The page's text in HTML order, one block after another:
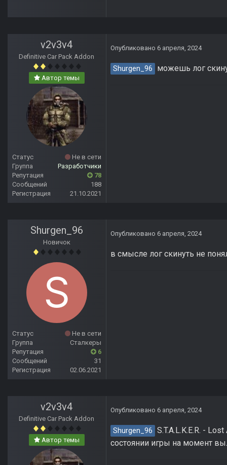
v2v3v4
Definitive Car Pack Addon
Автор темы
Статус
Не в сети
Группа
Разработчики
Репутация
78
Сообщений
188
Регистрация
21.10.2021
Опубликовано 6 апреля, 2024
Shurgen_96 можешь лог
Shurgen_96
Новичок
Статус
Не в сети
Группа
Сталкеры
Репутация
6
Сообщений
31
Регистрация
02.06.2021
Опубликовано 6 апреля, 2024
в смысле лог скинуть не
v2v3v4
Definitive Car Pack Addon
Автор темы
Опубликовано 6 апреля, 2024
Shurgen_96 S.T.A.L.K.E.R. -
состоянии игры на момент